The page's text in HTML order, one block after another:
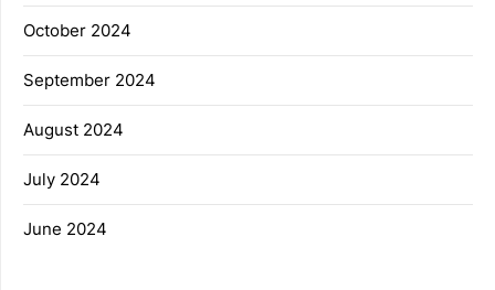
October 2024
September 2024
August 2024
July 2024
June 2024